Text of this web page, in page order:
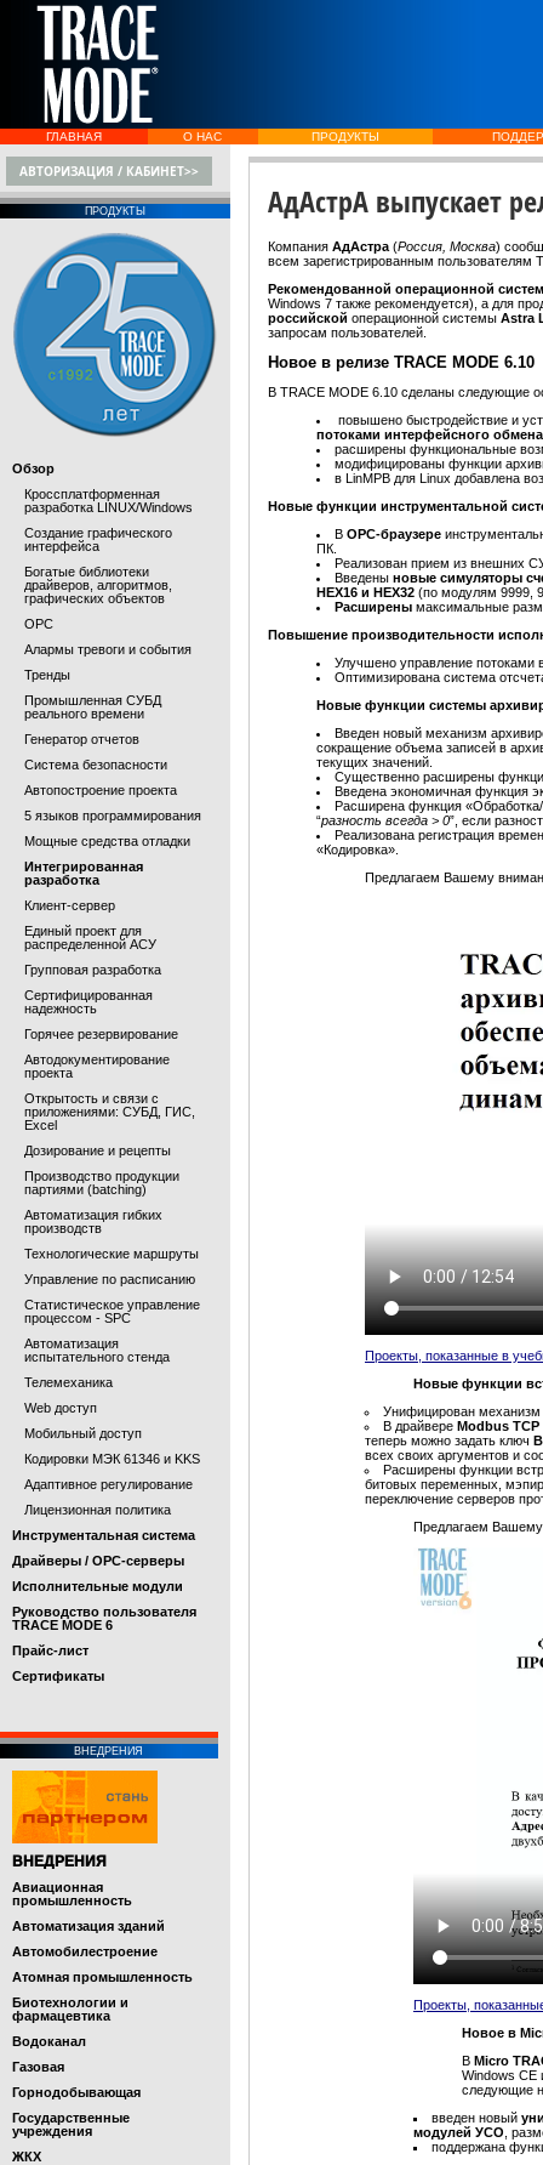
ГЛАВНАЯ О НАС ПРОДУКТЫ
АВТОРИЗАЦИЯ / КАБИНЕТ>>
ПРОДУКТЫ
Обзор
Кроссплатформенная
разработка LINUX/Windows
Создание графического
интерфейса
Богатые библиотеки
драйверов, алгоритмов,
графических объектов
OPC
Алармы тревоги и события
Тренды
Промышленная СУБД
реального времени
Генератор отчетов
Система безопасности
Автопостроение проекта
5 языков программирования
Мощные средства отладки
Интегрированная
разработка
Клиент-сервер
Единый проект для
распределенной АСУ
Групповая разработка
Сертифицированная
надежность
Горячее резервирование
Автодокументирование
проекта
Открытость и связи с
приложениями: СУБД, ГИС,
Excel
Дозирование и рецепты
Производство продукции
партиями (batching)
Автоматизация гибких
производств
Технологические маршруты
Управление по расписанию
Статистическое управление
процессом - SPC
Автоматизация
испытательного стенда
Телемеханика
Web доступ
Мобильный доступ
Кодировки МЭК 61346 и KKS
Адаптивное регулирование
Лицензионная политика
Инструментальная система
Драйверы / OPC-серверы
Исполнительные модули
Руководство пользователя
TRACE MODE 6
Прайс-лист
Cертификаты
ВНЕДРЕНИЯ
ВНЕДРЕНИЯ
Авиационная
промышленность
Автоматизация зданий
Автомобилестроение
Атомная промышленность
Биотехнологии и
фармацевтика
Водоканал
Газовая
Горнодобывающая
Государственные
учреждения
ЖКХ
АдАстрА выпускает
Компания АдАстра (Россия, Москва)
всем зарегистрированным пользователям
Рекомендованной операционной
Windows 7 также рекомендуется), а для
российской операционной системы Astra
запросам пользователей.
Новое в релизе TRACE MODE 6.10
В TRACE MODE 6.10 сделаны следующие
повышено быстродействие и
потоками интерфейсного
расширены функциональные
модифицированы функции
в LinМРВ для Linux добавлена
Новые функции инструментальной
В OPC-браузере
ПК.
Реализован прием из внешних
Введены новые симуляторы
HEX16 и HEX32 (по модулям 9999,
Расширены максимальные
Повышение производительности
Улучшено управление потоками
Оптимизирована система
Новые функции системы
Введен новый механизм
сокращение объема записей в
текущих значений.
Существенно расширены
Введена экономичная функция
Расширена функция «Обработка/
“разность всегда > 0”, если
Реализована регистрация
«Кодировка».
Предлагаем Вашему
Проекты, показанные в
Новые функции
Унифицирован механизм
В драйвере Modbus TCP
теперь можно задать ключ
всех своих аргументов и
Расширены функции
битовых переменных,
переключение серверов
Предлагаем Вашему
Проекты,
Новое в
В Micro
Windows CE
следующие
введен новый
модулей УСО ,
поддержана